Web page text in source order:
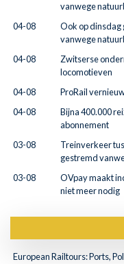
vanwege
04-08
Ook op dinsdag
vanwege
04-08
Zwitserse
locomotieven
04-08
ProRail
04-08
Bijna 400.000
abonnement
03-08
Treinverkeer
gestremd
03-08
OVpay maakt
niet meer nodig
European Railtours: Ports,